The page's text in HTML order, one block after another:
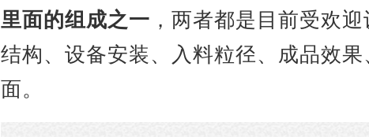
里面的组成之一 ，两者都是目前受欢
结构、设备安装、入料粒径、成品效
面。